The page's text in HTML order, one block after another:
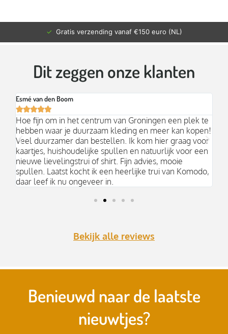
✓ Gratis verzending vanaf €150 euro (NL)
Dit zeggen onze klanten
Esmé van den Boom

Hoe fijn om in het centrum van Groningen een plek te
hebben waar je duurzaam kleding en meer kan kopen!
Veel duurzamer dan bestellen. Ik kom hier graag voor
kaartjes, huishoudelijke spullen en natuurlijk voor een
nieuwe lievelingstrui of shirt. Fijn advies, mooie
spullen. Laatst kocht ik een heerlijke trui van Komodo,
daar leef ik nu ongeveer in.
Bekijk alle reviews
Benieuwd naar de laatste
nieuwtjes?